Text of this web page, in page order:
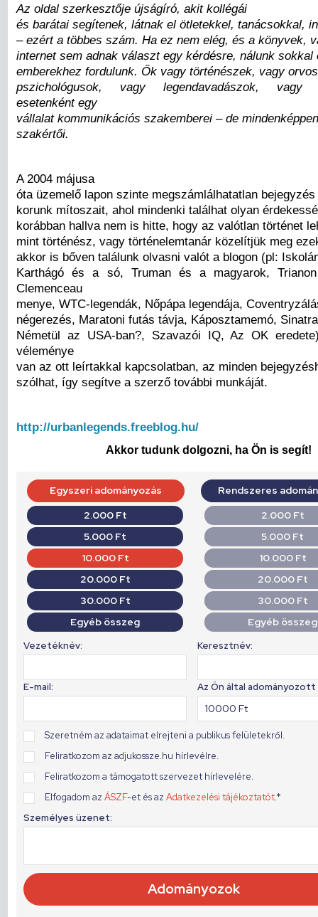
Az oldal szerkesztője újságíró, akit kollégái
és barátai segítenek, látnak el ötletekkel, tanácsokkal,
– ezért a többes szám. Ha ez nem elég, és a könyvek,
internet sem adnak választ egy kérdésre, nálunk sokkal
emberekhez fordulunk. Ők vagy történészek, vagy
pszichológusok, vagy legendavadászok, vagy
esetenként egy
vállalat kommunikációs szakemberei – de
szakértői.
A 2004 májusa
óta üzemelő lapon szinte megszámlálhatatlan
korunk mítoszait, ahol mindenki találhat olyan
korábban hallva nem is hitte, hogy az valótlan történet
mint történész, vagy történelemtanár közelítjük meg
akkor is bőven találunk olvasni valót a blogon (pl:
Karthágó és a só, Truman és a magyarok,
Clemenceau
menye, WTC-legendák, Nőpápa legendája,
négerezés, Maratoni futás távja, Káposztamemó,
Németül az USA-ban?, Szavazói IQ, Az OK
véleménye
van az ott leírtakkal kapcsolatban, az minden
szólhat, így segítve a szerző további munkáját.
http://urbanlegends.freeblog.hu/
Akkor tudunk dolgozni, ha Ön is segít!